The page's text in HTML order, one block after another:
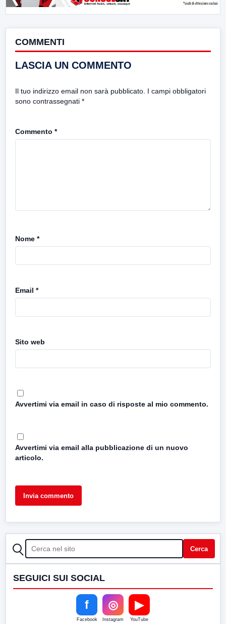
COMMENTI
LASCIA UN COMMENTO
Il tuo indirizzo email non sarà pubblicato. I campi obbligatori
sono contrassegnati *
Commento *
Nome *
Email *
Sito web
Avvertimi via email in caso di risposte al mio commento.
Avvertimi via email alla pubblicazione di un nuovo
articolo.
CERCA Cerca
SEGUICI SUI SOCIAL
f
Facebook
◎
Instagram
▶
YouTube